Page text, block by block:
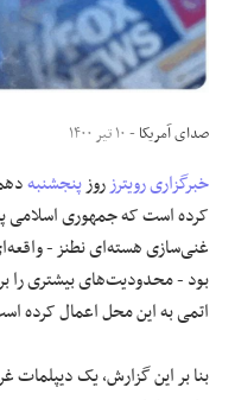
حوادث
فرهنگی و هنری
مقالات
صدای آمریکا - ۱۰ تیر ۱۴۰۰
خبرگزاری رویترزروزپنجشنبه
کرده است که جمهوری اسلامی
غنی‌سازی هسته‌ای نطنز -
بود - محدودیت‌های بیشتری را
اتمی به این محل اعمال کرده
بنا بر این گزارش، یک دیپلمات